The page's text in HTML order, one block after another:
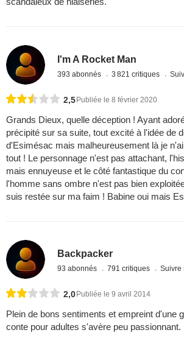
I'm A Rocket Man
393 abonnés 3 821 critiques
2,5Publiée le 8 février 2020
Grands Dieux, quelle déception ! Ayant
précipité sur sa suite, tout excité à l'idée de
d'Esimésac mais malheureusement là je
tout ! Le personnage n'est pas attachant,
mais ennuyeuse et le côté fantastique du
l'homme sans ombre n'est pas bien
suis restée sur ma faim ! Babine oui mais
Backpacker
93 abonnés 791 critiques Suivre
2,0 Publiée le 9 avril 2014
Plein de bons sentiments et empreint d'une
conte pour adultes s'avère peu passionnant.